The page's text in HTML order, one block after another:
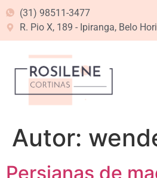
(31) 98511-3477
R. Pio X, 189 - Ipiranga, Belo
Autor:
Persianas de